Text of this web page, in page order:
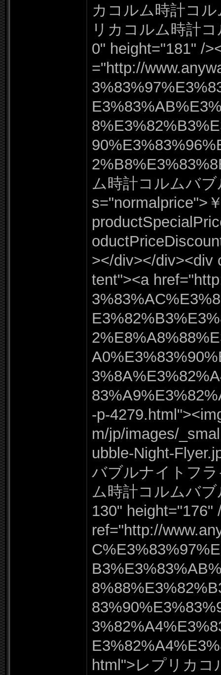
カコルム時計コ
リカコルム時計
0" height="181" /
="http://www.
3%83%97%E3%
E3%83%AB%
8%E3%82%B3%
90%E3%83%96%
2%B8%E3%83%
ム時計コルムバ
s="normalprice">
></div></div><div
tent"><a href="
3%83%AC%E3%
E3%82%B3%E3%
2%E8%A8%88%
A0%E3%83%90%
3%8A%E3%82%
83%A9%E3%82%
-p-4279. html"
m/jp/images/
ubble-Night-Flyer.
バブルナイトフ
ム時計コルムバ
130" height="176"
ref="http://www.
C%E3%83%97%
B3%E3%83%
8%88%E3%82%
83%90%E3%83%
3%82%A4%E3%
E3%82%A4%E3%
html">レプリカコ